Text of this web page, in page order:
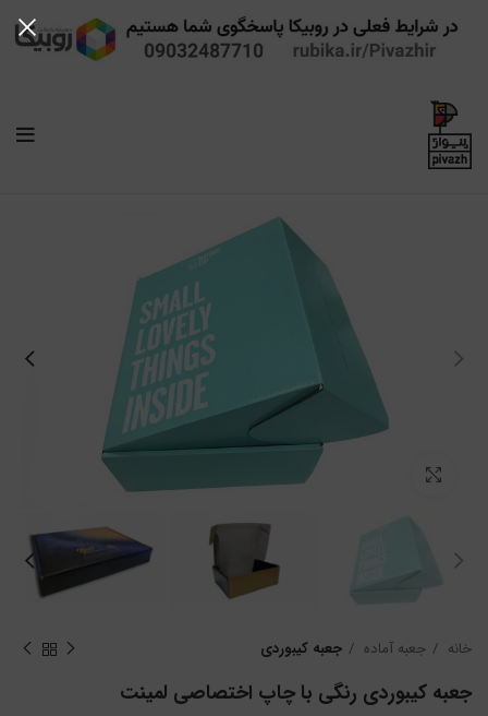
خانه جعبه آماده جعبه کیبوردی
جعبه کیبوردی رنگی با چاپ اختصاصی لمینت